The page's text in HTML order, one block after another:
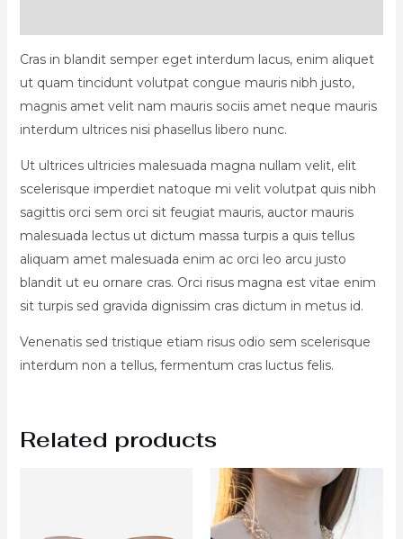
Cras in blandit semper eget interdum lacus, enim aliquet
ut quam tincidunt volutpat congue mauris nibh justo,
magnis amet velit nam mauris sociis amet neque mauris
interdum ultrices nisi phasellus libero nunc.
Ut ultrices ultricies malesuada magna nullam velit, elit
scelerisque imperdiet natoque mi velit volutpat quis nibh
sagittis orci sem orci sit feugiat mauris, auctor mauris
malesuada lectus ut dictum massa turpis a quis tellus
aliquam amet malesuada enim ac orci leo arcu justo
blandit ut eu ornare cras. Orci risus magna est vitae enim
sit turpis sed gravida dignissim cras dictum in metus id.
Venenatis sed tristique etiam risus odio sem scelerisque
interdum non a tellus, fermentum cras luctus felis.
Related products